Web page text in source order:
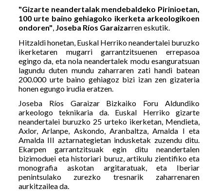
"Gizarte neandertalak mendebaldeko Pirinioetan,
100 urte baino gehiagoko ikerketa arkeologikoen
ondoren", Joseba Ríos Garaizarren eskutik.
Hitzaldi honetan, Euskal Herriko neandertalei buruzko
ikerketaren mugarri garrantzitsuenen errepasoa
egingo da, eta nola neandertalek modu esanguratsuan
lagundu duten mundu zaharraren zati handi batean
200.000 urte baino gehiagoz bizi izan zen gizateria
honen egungo irudia eratzen.
Joseba Ríos Garaizar Bizkaiko Foru Aldundiko
arkeologo teknikaria da. Euskal Herriko gizarte
neandertalei buruzko 25 urteko ikerketan, Mendieta,
Axlor, Arlanpe, Askondo, Aranbaltza, Amalda I eta
Amalda III aztarnategietan indusketak zuzendu ditu.
Ekarpen garrantzitsuak egin ditu neandertalen
bizimoduei eta historiari buruz, artikulu zientifiko eta
monografia askotan argitaratuak, eta Iberiar
penintsulako zurezko tresnarik zaharrenaren
aurkitzailea da.